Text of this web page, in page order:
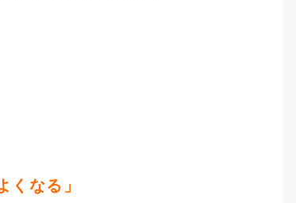
くなる」